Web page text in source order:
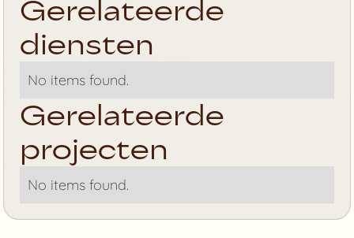
Gerelateerde
diensten
No items found.
Gerelateerde
projecten
No items found.